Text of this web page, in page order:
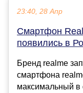
23:40, 28 Апр
Смартфон
появились в
Бренд realme
смартфона
максимальный в